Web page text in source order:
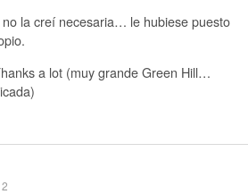
la creí necesaria… le hubiese puesto
a lot (muy grande Green Hill…